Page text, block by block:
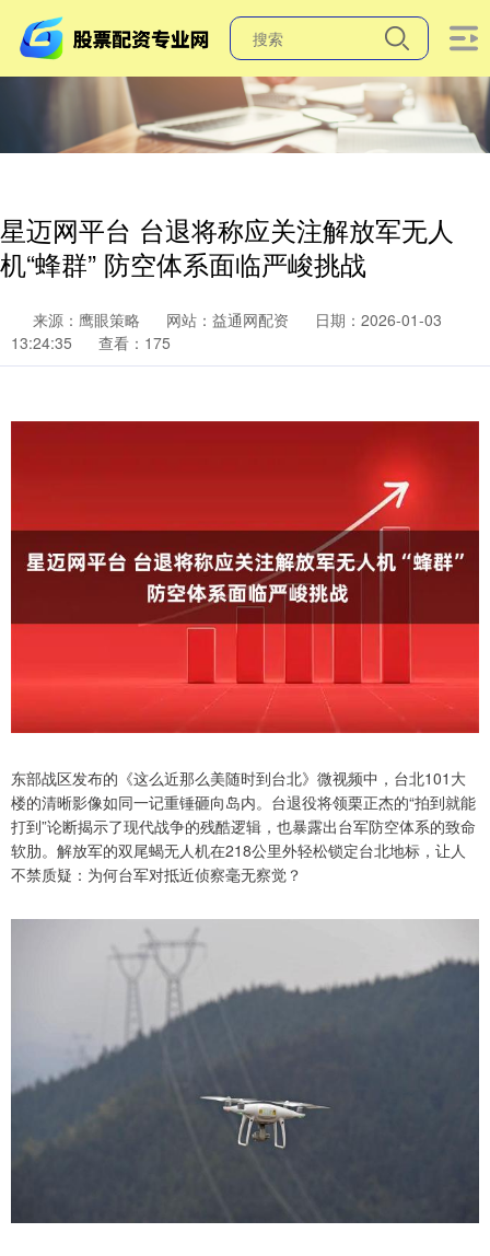
星迈网平台 台退将称应关注解放军无人
机“蜂群” 防空体系面临严峻挑战
来源：鹰眼策略 网站：益通网配资
日期：2026-01-03
13:24:35
查看：175
东部战区发布的《这么近那么美随时到台北》微视频中，台北101大
楼的清晰影像如同一记重锤砸向岛内。台退役将领栗正杰的“拍到就能
打到”论断揭示了现代战争的残酷逻辑，也暴露出台军防空体系的致命
软肋。解放军的双尾蝎无人机在218公里外轻松锁定台北地标，让人
不禁质疑：为何台军对抵近侦察毫无察觉？